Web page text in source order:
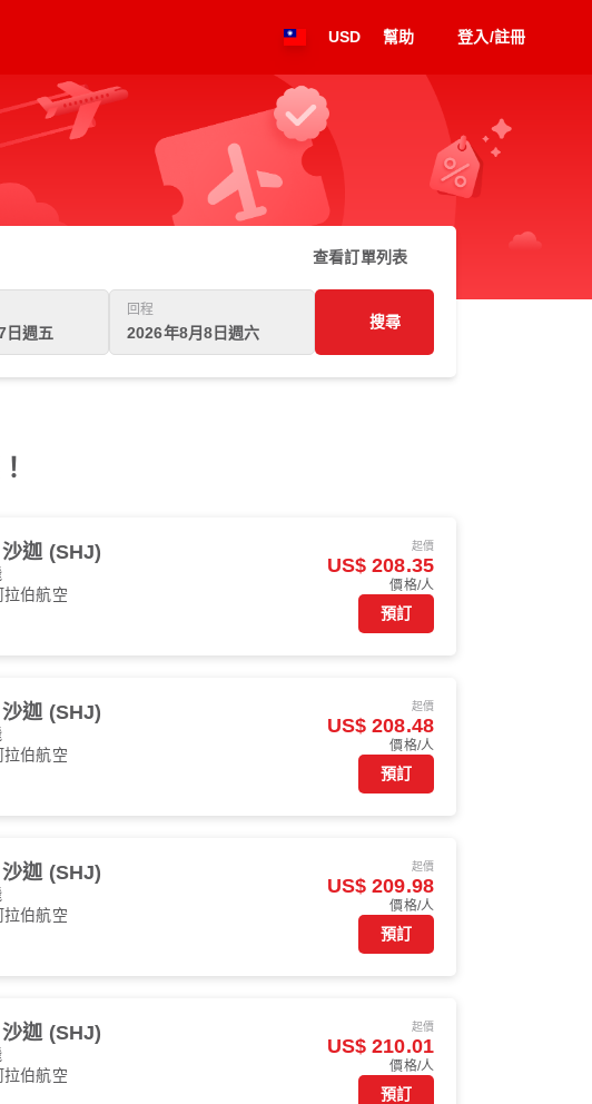
USD 幫助 登入/註冊
查看訂單列表
日週五
回程
2026年8月8日週六
搜尋
沙迦 (SHJ)
拉伯航空
起價
US$ 208.35
價格/人
預訂
沙迦 (SHJ)
拉伯航空
起價
US$ 208.48
價格/人
預訂
沙迦 (SHJ)
拉伯航空
起價
US$ 209.98
價格/人
預訂
沙迦 (SHJ)
拉伯航空
起價
US$ 210.01
價格/人
預訂